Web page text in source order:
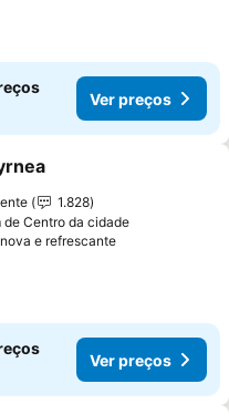
Ver preços
aos favoritos
1.828
de Centro da cidade
e refrescanteVer preços
Ver preços